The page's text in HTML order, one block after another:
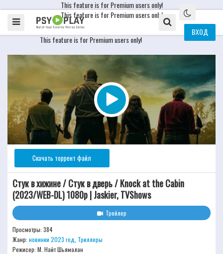
This feature is for Premium users only!
This feature is for Premium users only!
ВХОД
This feature is for Premium users only!
Скачать торрент файл
Стук в хижине / Стук в дверь / Knock at the Cabin
(2023/WEB-DL) 1080p | Jaskier, TVShows
Трейлер
Просмотры: 384
Жанр: новинки 2023 год Триллеры
Режисер: М. Найт Шьямалан